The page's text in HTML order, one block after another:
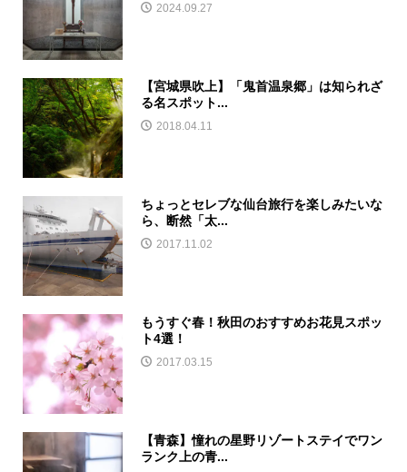
2024.09.27
【宮城県吹上】「鬼首温泉郷」は知られざ
る名スポット...
2018.04.11
ちょっとセレブな仙台旅行を楽しみたいな
ら、断然「太...
2017.11.02
もうすぐ春！秋田のおすすめお花見スポッ
ト4選！
2017.03.15
【青森】憧れの星野リゾートステイでワン
ランク上の青...